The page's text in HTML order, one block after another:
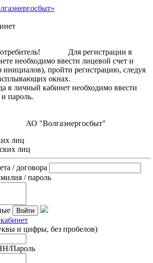
Для регистрации в
необходимо ввести лицевой счет и
пройти регистрацию, следуя
в всплывающих окнах.
личный кабинет необходимо ввести
счет и пароль.
лиц
лиц
/ договора
/ пароль
Войти
и цифры, без пробелов)
Пароль